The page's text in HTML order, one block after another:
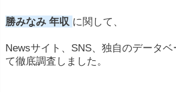
勝みなみ 年収 に関して、
Newsサイト、SNS、独自のデータ
て徹底調査しました。